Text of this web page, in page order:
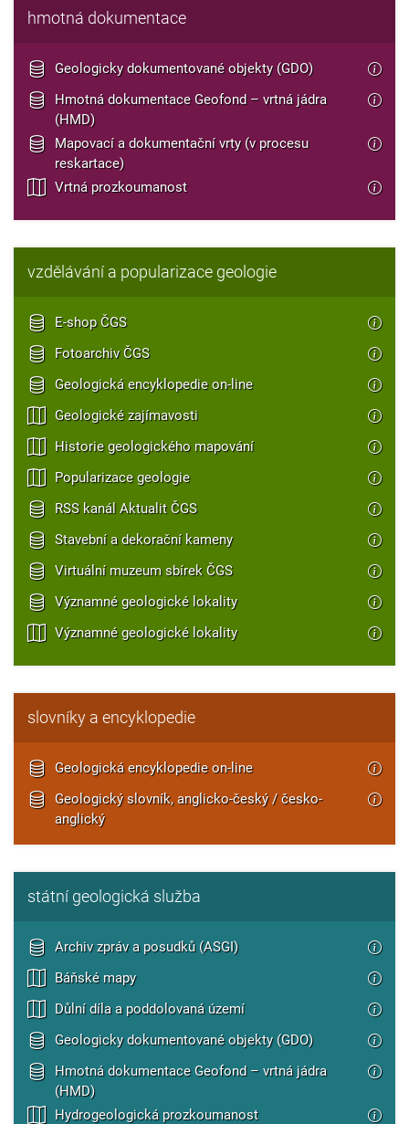
hmotná dokumentace
Geologicky dokumentované objekty (GDO)
Hmotná dokumentace Geofond – vrtná jádra
(HMD)
Mapovací a dokumentační vrty (v procesu
reskartace)
Vrtná prozkoumanost
vzdělávání a popularizace geologie
E-shop ČGS
Fotoarchiv ČGS
Geologická encyklopedie on-line
Geologické zajímavosti
Historie geologického mapování
Popularizace geologie
RSS kanál Aktualit ČGS
Stavební a dekorační kameny
Virtuální muzeum sbírek ČGS
Významné geologické lokality
Významné geologické lokality
slovníky a encyklopedie
Geologická encyklopedie on-line
Geologický slovník, anglicko-český / česko-
anglický
státní geologická služba
Archiv zpráv a posudků (ASGI)
Báňské mapy
Důlní díla a poddolovaná území
Geologicky dokumentované objekty (GDO)
Hmotná dokumentace Geofond – vrtná jádra
(HMD)
Hydrogeologická prozkoumanost